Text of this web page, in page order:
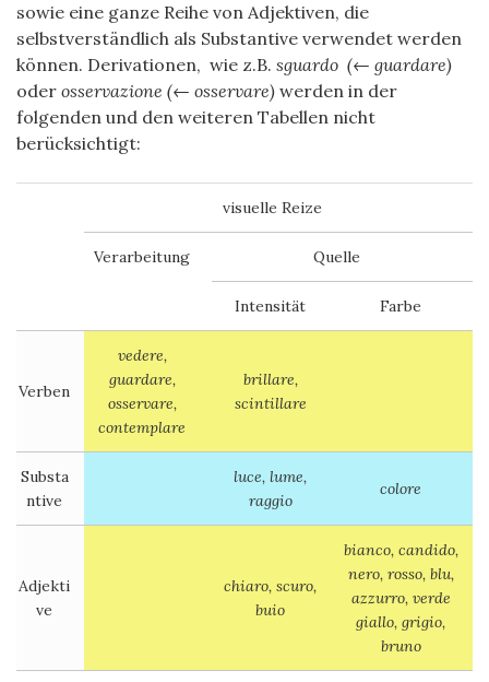
sowie eine ganze Reihe von Adjektiven, die
selbstverständlich als Substantive verwendet werden
können. Derivationen, wie z.B. sguardo (← guardare)
oder osservazione (← osservare) werden in der
folgenden und den weiteren Tabellen nicht
berücksichtigt:
visuelle Reize
Verarbeitung Quelle
Intensität Farbe
Verben
vedere,
guardare,
osservare,
contemplare
brillare,
scintillare
Substa
ntive
luce, lume,
raggio
colore
Adjekti
ve
chiaro, scuro,
buio
bianco, candido,
nero, rosso, blu,
azzurro, verde
giallo, grigio,
bruno